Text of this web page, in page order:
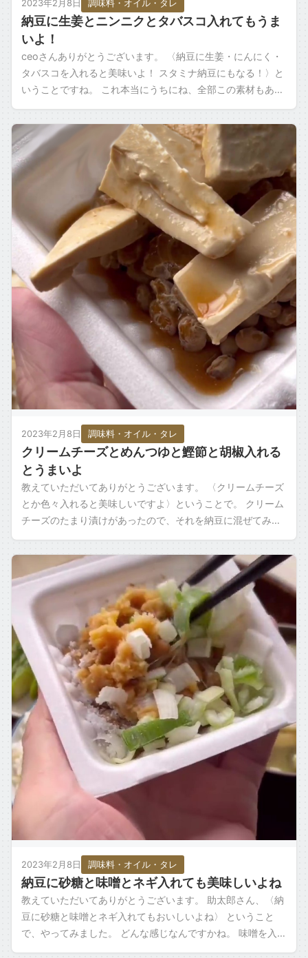
2023年2月8日 調味料・オイル・タレ
納豆に生姜とニンニクとタバスコ入れてもうま
いよ！
ceoさんありがとうございます。 〈納豆に生姜・にんにく・
タバスコを入れると美味いよ！ スタミナ納豆にもなる！〉と
いうことですね。 これ本当にうちにね、全部この素材もあり
ましたのでやってみましたね。 […]
2023年2月8日 調味料・オイル・タレ
クリームチーズとめんつゆと鰹節と胡椒入れる
とうまいよ
教えていただいてありがとうございます。 〈クリームチーズ
とか色々入れると美味しいですよ〉ということで。 クリーム
チーズのたまり漬けがあったので、それを納豆に混ぜてみま
した。 で、たまり漬けに入っていた […]
2023年2月8日 調味料・オイル・タレ
納豆に砂糖と味噌とネギ入れても美味しいよね
教えていただいてありがとうございます。 助太郎さん、〈納
豆に砂糖と味噌とネギ入れてもおいしいよね〉 ということ
で、やってみました。 どんな感じなんですかね。 味噌を入れ
るのは初めてですね。 あと砂糖を […]